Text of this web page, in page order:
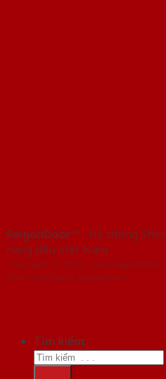
SaigonDoor™ - Hệ thống
hàng đầu Việt Nam
Copyright ⓒ 2016 – 2026
Đơn vị chủ quản SaigonDoor
Tìm kiếm: